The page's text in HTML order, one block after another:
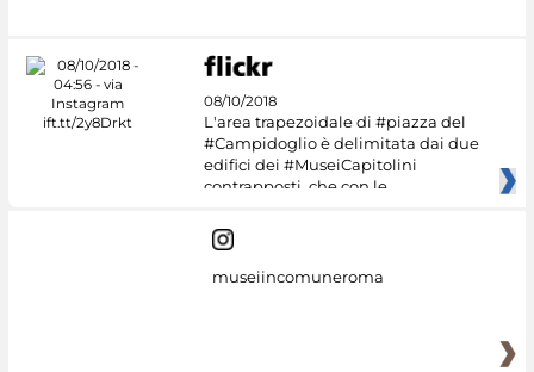
08/10/2018
L'area trapezoidale di #piazza del
#Campidoglio è delimitata dai due
edifici dei #MuseiCapitolini
contrapposti, che con le
museiincomuneroma